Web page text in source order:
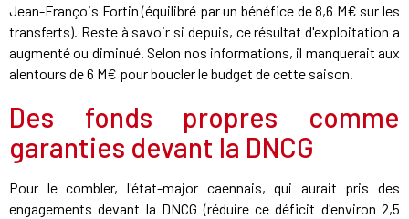
Jean-François Fortin (équilibré par un bénéfice de 8,6 M€ sur les
transferts). Reste à savoir si depuis, ce résultat d'exploitation a
augmenté ou diminué. Selon nos informations, il manquerait aux
alentours de 6 M€ pour boucler le budget de cette saison.
Des fonds propres comme
garanties devant la DNCG
Pour le combler, l'état-major caennais, qui aurait pris des
engagements devant la DNCG (réduire ce déficit d'environ 2,5